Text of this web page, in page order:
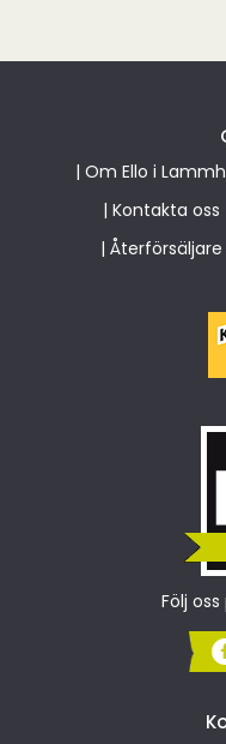
| Om Ello i
| Kontakta oss
| Återförsäljare
Följ